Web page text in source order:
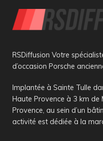
RSDiffusion Votre
d’occasion Porsche
Implantée à Sainte Tulle
Haute Provence à 3 km de
Provence, au sein d’un
activité est dédiée à la